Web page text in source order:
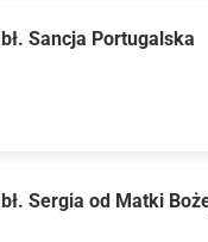
bł. Sancja Portugalska
bł. Sergia od Matki